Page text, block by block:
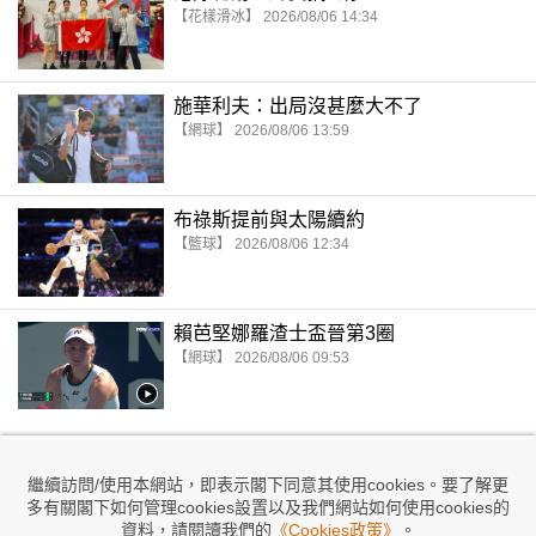
繼續訪問/使用本網站，即表示閣下同意其使用cookies。要了解更
多有關閣下如何管理cookies設置以及我們網站如何使用cookies的
資料，請閱讀我們的 《Cookies政策》 。
【花樣滑冰】 2026/08/06 14:34
施華利夫：出局沒甚麼大不了
【網球】 2026/08/06 13:59
布祿斯提前與太陽續約
【籃球】 2026/08/06 12:34
賴芭堅娜羅渣士盃晉第3圈
【網球】 2026/08/06 09:53